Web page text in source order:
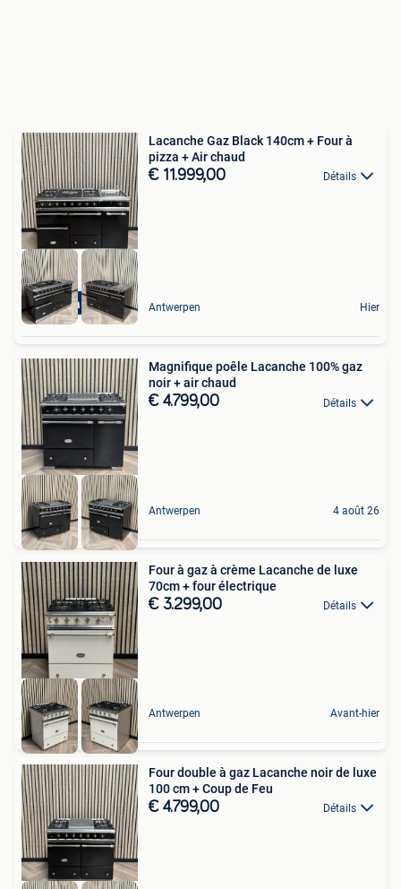
Pizza oven
Lacanche Gaz Black 140cm + Four à
pizza + Air chaud
€ 11.999,00 Détails
Antwerpen Hier
Magnifique poêle Lacanche 100% gaz
noir + air chaud
€ 4.799,00 Détails
Antwerpen 4 août 26
Four à gaz à crème Lacanche de luxe
70cm + four électrique
€ 3.299,00 Détails
Antwerpen Avant-hier
Four double à gaz Lacanche noir de luxe
100 cm + Coup de Feu
€ 4.799,00 Détails